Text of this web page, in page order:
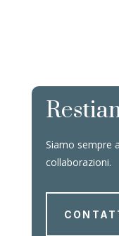
Siamo sempre
collaborazioni.